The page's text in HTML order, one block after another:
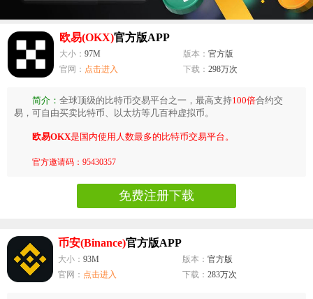
欧易(OKX)官方版APP
大小： 97M 版本： 官方版
官网： 点击进入 下载： 298万次
简介： 全球顶级的比特币交易平台之一，最高支持100倍合约交
易，可自由买卖比特币、以太坊等几百种虚拟币。
欧易OKX是国内使用人数最多的比特币交易平台。
官方邀请码：95430357
免费注册下载
币安(Binance)官方版APP
大小： 93M 版本： 官方版
官网： 点击进入 下载： 283万次